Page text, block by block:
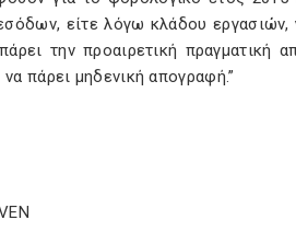
είτε λόγω κλάδου
την προαιρετική πραγματική
πάρει μηδενική απογραφή.”